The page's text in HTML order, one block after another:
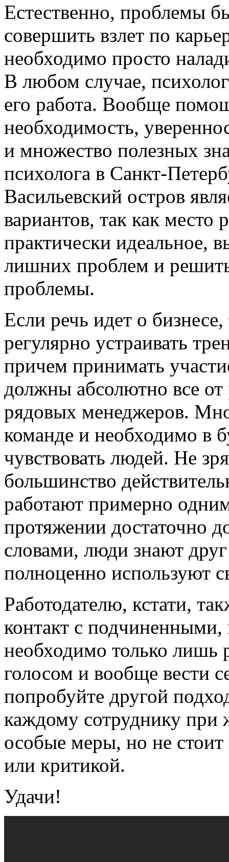
Естественно, проблемы
совершить взлет по
необходимо просто
В любом случае,
его работа. Вообще
необходимость,
и множество полезных
психолога в Санкт-
Васильевский остров
вариантов, так как место
практически идеальное,
лишних проблем и
проблемы.
Если речь идет о
регулярно устраивать
причем принимать
должны абсолютно все
рядовых менеджеров.
команде и необходимо в
чувствовать людей. Не
большинство
работают примерно
протяжении достаточно
словами, люди знают
полноценно используют
Работодателю, кстати,
контакт с подчиненными,
необходимо только лишь
голосом и вообще вести
попробуйте другой
каждому сотруднику
особые меры, но не
или критикой.
Удачи!